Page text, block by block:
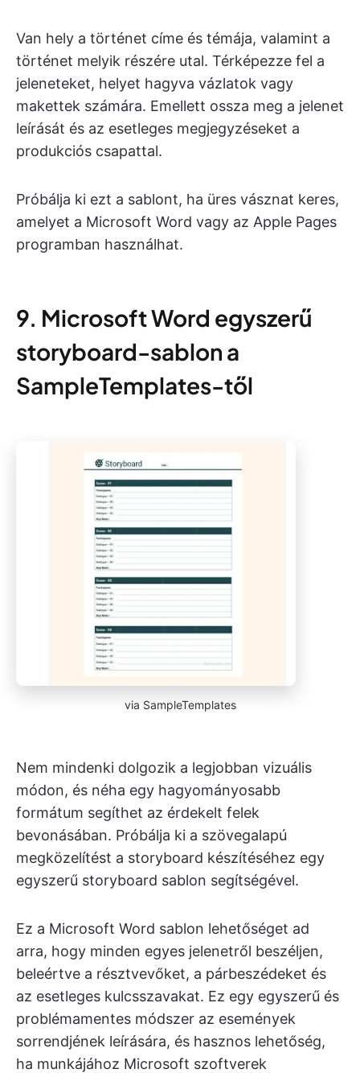
Van hely a történet címe és témája, valamint a
történet melyik részére utal. Térképezze fel a
jeleneteket, helyet hagyva vázlatok vagy
makettek számára. Emellett ossza meg a jelenet
leírását és az esetleges megjegyzéseket a
produkciós csapattal.
Próbálja ki ezt a sablont, ha üres vásznat keres,
amelyet a Microsoft Word vagy az Apple Pages
programban használhat.
9. Microsoft Word egyszerű
storyboard-sablon a
SampleTemplates-től
via SampleTemplates
Nem mindenki dolgozik a legjobban vizuális
módon, és néha egy hagyományosabb
formátum segíthet az érdekelt felek
bevonásában. Próbálja ki a szövegalapú
megközelítést a storyboard készítéséhez egy
egyszerű storyboard sablon segítségével.
Ez a Microsoft Word sablon lehetőséget ad
arra, hogy minden egyes jelenetről beszéljen,
beleértve a résztvevőket, a párbeszédeket és
az esetleges kulcsszavakat. Ez egy egyszerű és
problémamentes módszer az események
sorrendjének leírására, és hasznos lehetőség,
ha munkájához Microsoft szoftverek